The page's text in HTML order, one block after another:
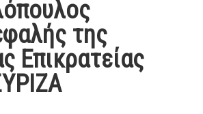
της
Επικρατείας